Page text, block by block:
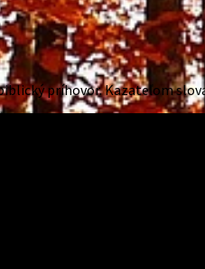
príhovor. Kazateľom